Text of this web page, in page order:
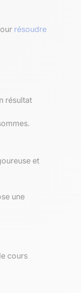
résoudre
résultat
et
une
cours